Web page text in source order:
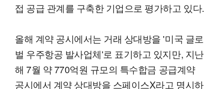
접 공급 관계를 구축한 기업으로 평가하고 있다.
올해 계약 공시에서는 거래 상대방을 '미국 글로
벌 우주항공 발사업체'로 표기하고 있지만, 지난
해 7월 약 770억원 규모의 특수합금 공급계약
공시에서 계약 상대방을 스페이스X라고 명시하